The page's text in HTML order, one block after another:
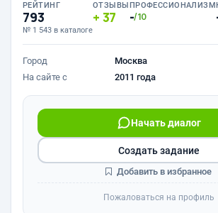
РЕЙТИНГ
793
№ 1 543 в каталоге
ОТЗЫВЫ
37
ПРОФЕССИОНАЛИЗМ
-/10
Город
Москва
На сайте с
2011 года
Начать диалог
Создать задание
Добавить в избранное
Пожаловаться на профиль